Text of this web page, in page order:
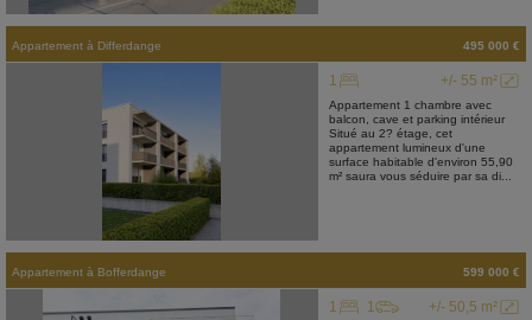
Appartement à Differdange 495 000 €
+/- 55 m²
1
Appartement 1 chambre avec
balcon, cave et parking intérieur
Situé au 2? étage, cet
appartement lumineux d'une
surface habitable d'environ 55,90
m² saura vous séduire par sa di...
Appartement à Bofferdange 599 000 €
+/- 50,5 m²
1 1